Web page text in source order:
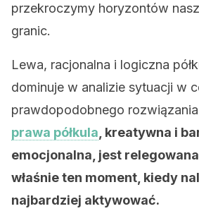
przekroczymy horyzontów
granic.
Lewa, racjonalna i logiczna
dominuje w analizie sytuacji w
prawdopodobnego
prawa półkula , kreatywna i
emocjonalna, jest
właśnie ten moment, kiedy
najbardziej aktywować.